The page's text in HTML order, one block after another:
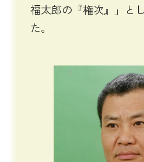
福太郎の『権次』」と
た。